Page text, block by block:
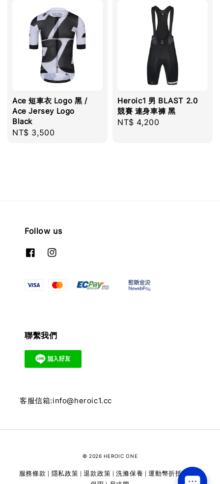
Ace 短車衣 Logo 黑 /
Ace Jersey Logo
Black
Regular
NT$ 3,500
Heroic1 男 BLAST 2.0
競賽 連身車褲 黑
Regular
NT$ 4,200
Follow us
聯繫我們
客服信箱:info@heroic1.cc
© 2026 HEROIC ONE
服務條款 隱私政策 |退款政策 |洗滌保養 |運動幣折抵|